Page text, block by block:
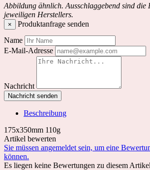
Abbildung ähnlich. Ausschlaggebend sind die
jeweiligen Herstellers.
×
Produktanfrage senden
Name
E-Mail-Adresse
Nachricht
Nachricht senden
Beschreibung
175x350mm 110g
Artikel bewerten
Sie müssen angemeldet sein, um eine
können.
Es liegen keine Bewertungen zu diesem